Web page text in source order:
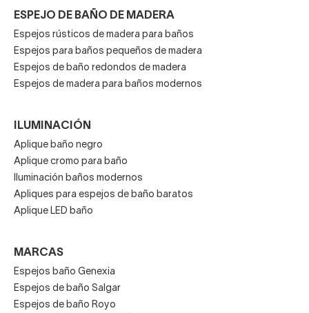
ESPEJO DE BAÑO DE MADERA
Espejos rústicos de madera para baños
Espejos para baños pequeños de madera
Espejos de baño redondos de madera
Espejos de madera para baños modernos
ILUMINACIÓN
Aplique baño negro
Aplique cromo para baño
Iluminación baños modernos
Apliques para espejos de baño baratos
Aplique LED baño
MARCAS
Espejos baño Genexia
Espejos de baño Salgar
Espejos de baño Royo